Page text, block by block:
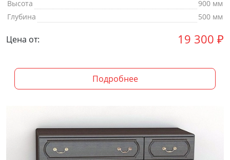
Высота
900 мм
Глубина
500 мм
Цена от: 19 300 ₽
Подробнее